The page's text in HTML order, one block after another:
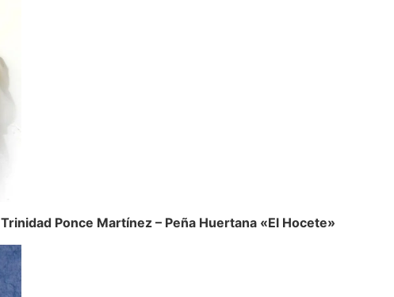
Trinidad Ponce Martínez – Peña Huertana «El Hocete»